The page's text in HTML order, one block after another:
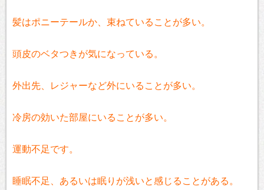
髪はポニーテールか、束ねていることが多い。
頭皮のベタつきが気になっている。
外出先、レジャーなど外にいることが多い。
冷房の効いた部屋にいることが多い。
運動不足です。
睡眠不足、あるいは眠りが浅いと感じることがある。